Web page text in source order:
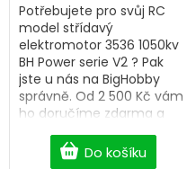
Do košíku
Potřebujete pro svůj RC
model střídavý
elektromotor 3536 1050kv
BH Power serie V2 ? Pak
jste u nás na BigHobby
správně. Od 2 500 Kč vám
ho doručíme zdarma a